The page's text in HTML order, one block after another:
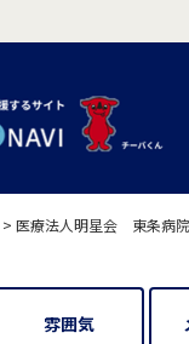
> 医療法人明星会 東条病院
雰囲気